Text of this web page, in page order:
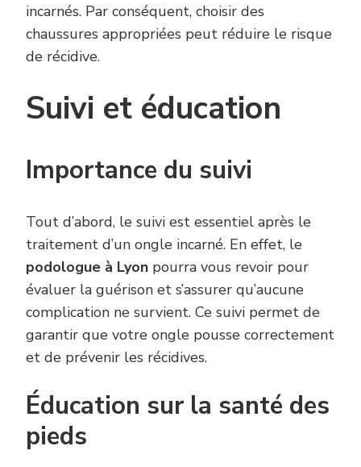
incarnés. Par conséquent, choisir des
chaussures appropriées peut réduire le risque
de récidive.
Suivi et éducation
Importance du suivi
Tout d’abord, le suivi est essentiel après le
traitement d’un ongle incarné. En effet, le
podologue à Lyon pourra vous revoir pour
évaluer la guérison et s’assurer qu’aucune
complication ne survient. Ce suivi permet de
garantir que votre ongle pousse correctement
et de prévenir les récidives.
Éducation sur la santé des
pieds